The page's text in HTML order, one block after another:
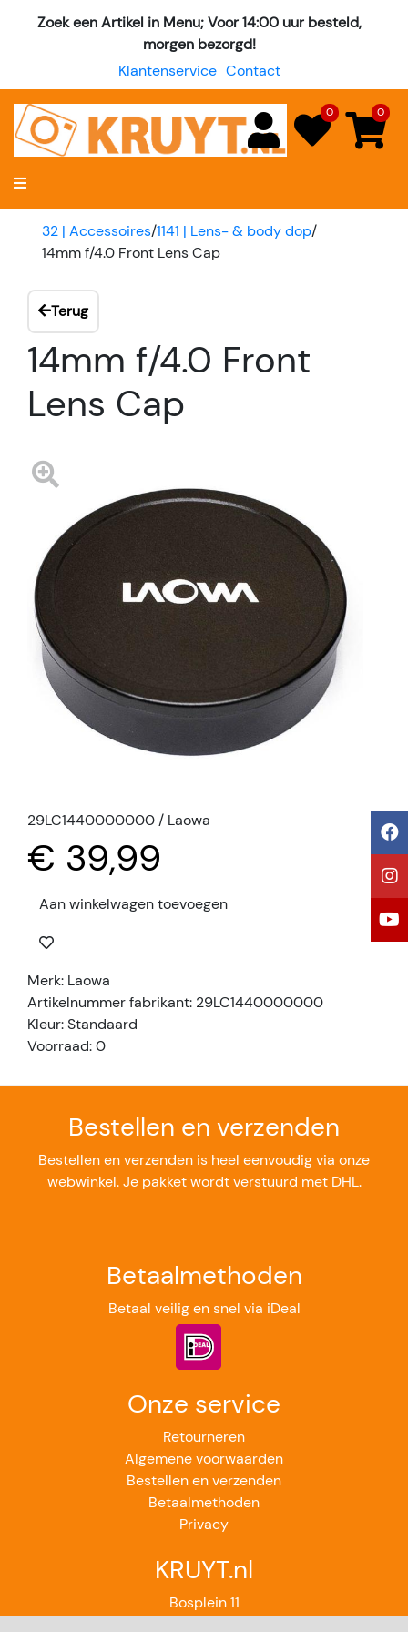
Zoek een Artikel in Menu; Voor 14:00 uur besteld,
morgen bezorgd!
Klantenservice Contact
0 0
32 | Accessoires/1141 | Lens- & body dop/
14mm f/4.0 Front Lens Cap
Terug
14mm f/4.0 Front
Lens Cap
29LC1440000000 / Laowa
€ 39,99
Aan winkelwagen toevoegen
Merk: Laowa
Artikelnummer fabrikant: 29LC1440000000
Kleur: Standaard
Voorraad: 0
Bestellen en verzenden
Bestellen en verzenden is heel eenvoudig via onze
webwinkel. Je pakket wordt verstuurd met DHL.
Betaalmethoden
Betaal veilig en snel via iDeal
Onze service
Retourneren
Algemene voorwaarden
Bestellen en verzenden
Betaalmethoden
Privacy
KRUYT.nl
Bosplein 11